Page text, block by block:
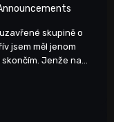
skupině o
jsem měl jenom
Jenže na...